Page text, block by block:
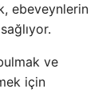
ebeveynlerin
ve
için